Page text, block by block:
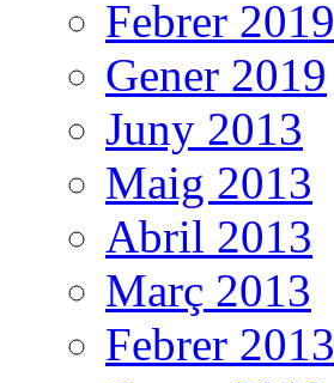
Febrer 2019
Gener 2019
Juny 2013
Maig 2013
Abril 2013
Març 2013
Febrer 2013